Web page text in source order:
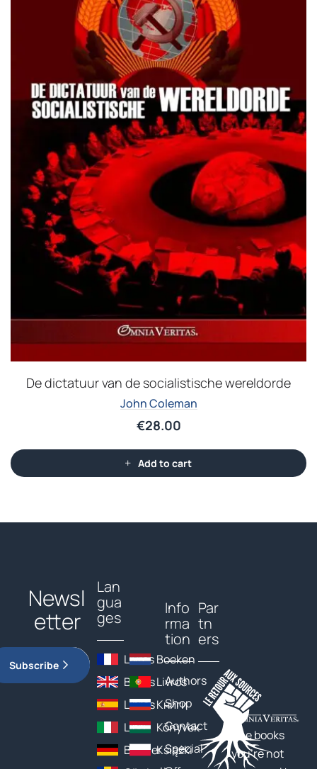
De dictatuur van de socialistische wereldorde
John Coleman
€28.00
Add to cart
Newsl
etter
Subscribe
Lan
gua
ges
Livres
Books
Libros
Libri
Bücher
Boeken
Livros
Книги
Könyvek
Książki
Info
rma
tion
Authors
Shop
Contact
Special
Par
tn
ers
The books
you’re not